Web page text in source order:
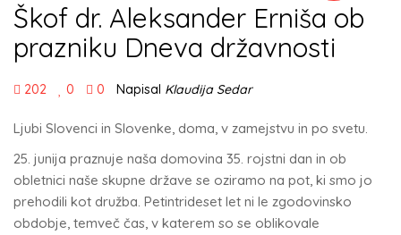
Škof dr. Aleksander Erniša ob
prazniku Dneva državnosti
202 0 0 Napisal Klaudija Sedar
Ljubi Slovenci in Slovenke, doma, v zamejstvu in po svetu.
25. junija praznuje naša domovina 35. rojstni dan in ob
obletnici naše skupne države se oziramo na pot, ki smo jo
prehodili kot družba. Petintrideset let ni le zgodovinsko
obdobje, temveč čas, v katerem so se oblikovale